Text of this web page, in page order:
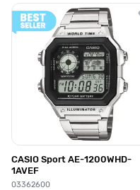
Poruszanie się po
Naciśnij, aby pominąć
Naciśnij, aby przejść do
CASIO Sport AE-1200WHD-
1AVEF
03362600